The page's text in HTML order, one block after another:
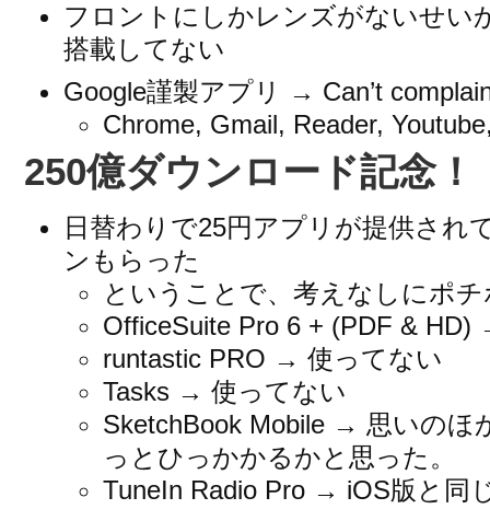
フロントにしかレンズがないせい
搭載してない
Google謹製アプリ → Can’t
Chrome, Gmail, Reader,
250億ダウンロード記念！
日替わりで25円アプリが提供され
ンもらった
ということで、考えなしにポ
OfficeSuite Pro 6 + (PDF &
runtastic PRO → 使ってない
Tasks → 使ってない
SketchBook Mobile → 思いのほ
っとひっかかるかと思った。
TuneIn Radio Pro → iOS版と同